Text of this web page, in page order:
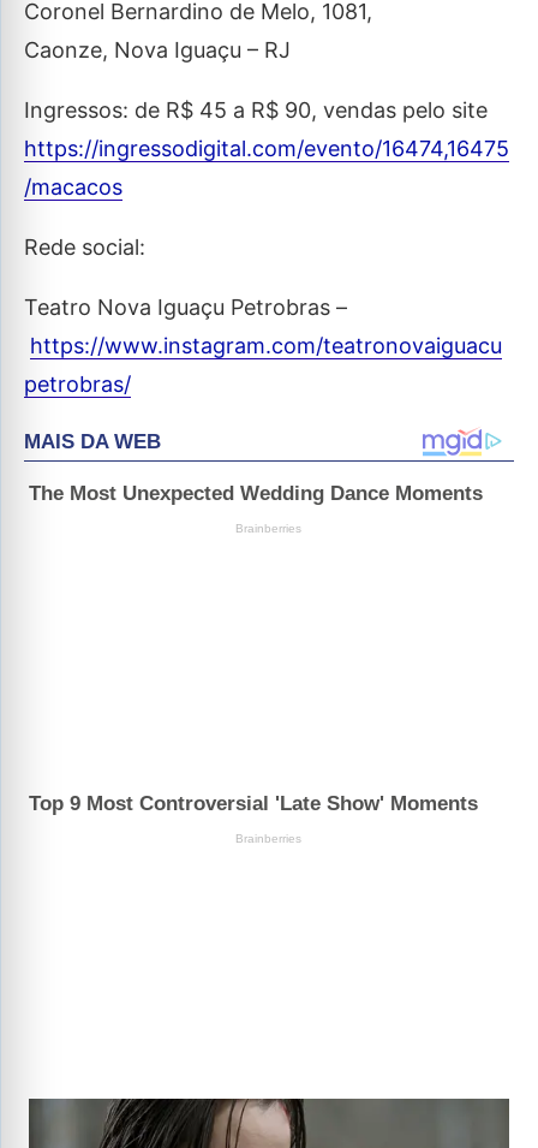
Coronel Bernardino de Melo, 1081,
Caonze, Nova Iguaçu – RJ
Ingressos: de R$ 45 a R$ 90, vendas pelo site
https://ingressodigital.com/evento/16474,16475
/macacos
Rede social:
Teatro Nova Iguaçu Petrobras –
https://www.instagram.com/teatronovaiguacu
petrobras/